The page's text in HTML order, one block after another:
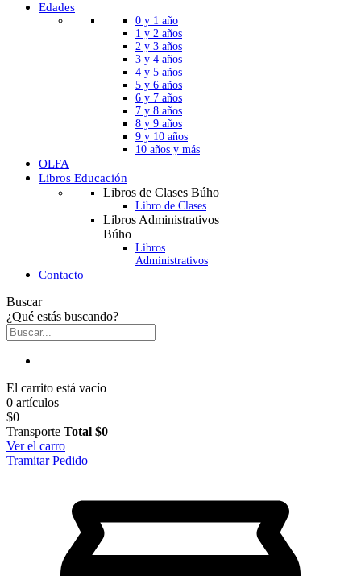
Edades
0 y 1 año
1 y 2 años
2 y 3 años
3 y 4 años
4 y 5 años
5 y 6 años
6 y 7 años
7 y 8 años
8 y 9 años
9 y 10 años
10 años y más
OLFA
Libros Educación
Libros de Clases Búho
Libro de Clases
Libros Administrativos
Búho
Libros
Administrativos
Contacto
Buscar
¿Qué estás buscando?
El carrito está vacío
0 artículos
$0
Transporte Total $0
Ver el carro
Tramitar Pedido